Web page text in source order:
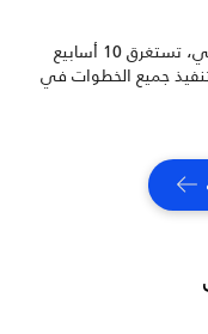
عملية التقديم حتى الإبلاغ بالقرار النهائي، تستغرق 10 أسابيع
جميع الخطوات في